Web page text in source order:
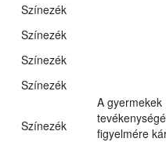
Színezék
Színezék
Színezék
Színezék
Színezék
A gyermekek
figyelmére